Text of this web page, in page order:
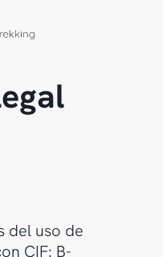
del uso de
CIF: B-